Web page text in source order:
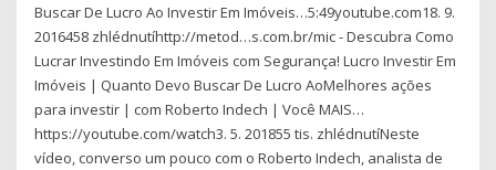
Buscar De Lucro Ao Investir Em Imóveis…5:49youtube.com18. 9.
2016458 zhlédnutíhttp://metod…s.com.br/mic - Descubra Como
Lucrar Investindo Em Imóveis com Segurança! Lucro Investir Em
Imóveis | Quanto Devo Buscar De Lucro AoMelhores ações
para investir | com Roberto Indech | Você MAIS…
https://youtube.com/watch3. 5. 201855 tis. zhlédnutíNeste
vídeo, converso um pouco com o Roberto Indech, analista de